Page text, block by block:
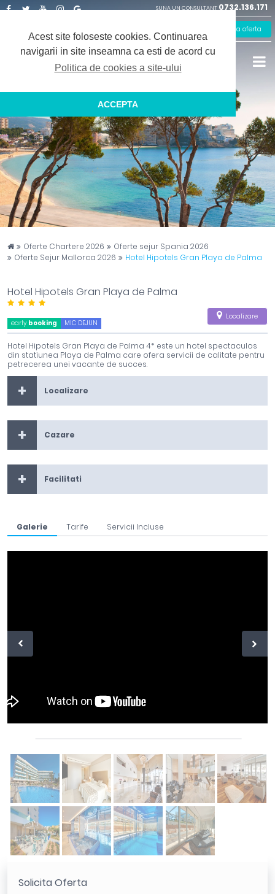
Acest site foloseste cookies. Continuarea
navigarii in site inseamna ca esti de acord cu
Politica de cookies a site-ului
ACCEPTA
Captain Travel
Oferte Chartere 2026
Oferte sejur Spania 2026
Oferte Sejur Mallorca 2026
Hotel Hipotels Gran Playa de Palma
Hotel Hipotels Gran Playa de Palma
early booking MIC DEJUN
Localizare
Hotel Hipotels Gran Playa de Palma 4* este un hotel spectaculos
din statiunea Playa de Palma care ofera servicii de calitate pentru
petrecerea unei vacante de succes.
Localizare
Cazare
Facilitati
Galerie Tarife Servicii Incluse
Solicita Oferta
SUNA UN CONSULTANT 0732.136.171
Plus
Solicita oferta